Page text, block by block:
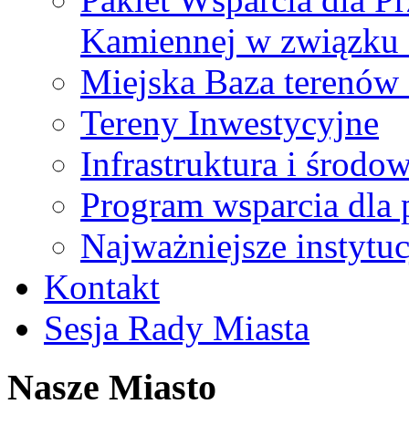
Kamiennej w
Miejska Baza
Tereny Inwestycyjne
Infrastruktura i
Program wsparcia
Najważniejsze
Kontakt
Sesja Rady Miasta
Nasze Miasto